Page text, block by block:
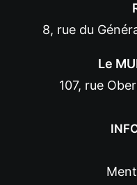
8, rue du
Le
107, rue